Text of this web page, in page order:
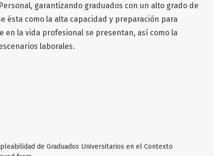
garantizando graduados con un alto grado de
ésta como la alta capacidad y preparación para
en la vida profesional se presentan, así como la
laborales.
de Graduados Universitarios en el Contexto